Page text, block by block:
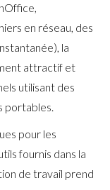
en réseau, des
la
attractif et
utilisant des
portables.
pour les
fournis dans la
de travail prend